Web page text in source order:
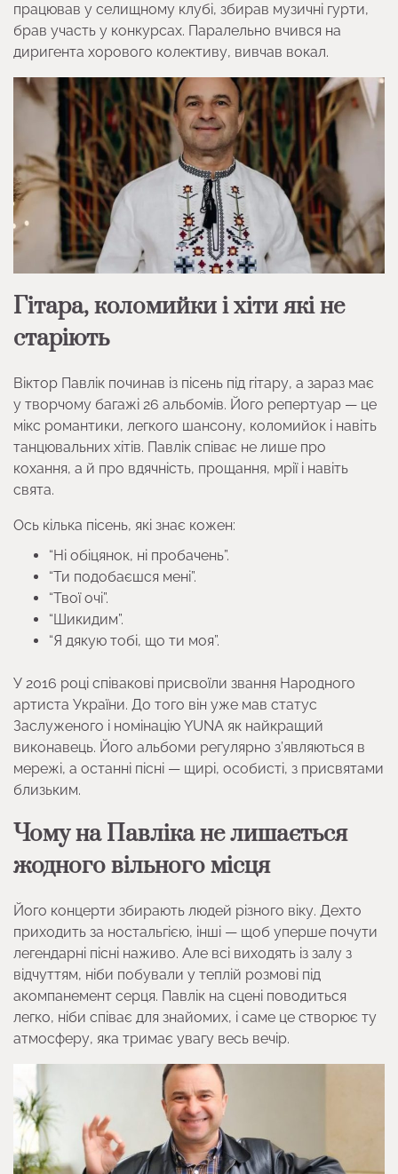
працював у селищному клубі, збирав музичні гурти,
брав участь у конкурсах. Паралельно вчився на
диригента хорового колективу, вивчав вокал.
Гітара, коломийки і хіти які не
старіють
Віктор Павлік починав із пісень під гітару, а зараз має
у творчому багажі 26 альбомів. Його репертуар — це
мікс романтики, легкого шансону, коломийок і навіть
танцювальних хітів. Павлік співає не лише про
кохання, а й про вдячність, прощання, мрії і навіть
свята.
Ось кілька пісень, які знає кожен:
“Ні обіцянок, ні пробачень”.
“Ти подобаєшся мені”.
“Твої очі”.
“Шикидим”.
“Я дякую тобі, що ти моя”.
У 2016 році співакові присвоїли звання Народного
артиста України. До того він уже мав статус
Заслуженого і номінацію YUNA як найкращий
виконавець. Його альбоми регулярно з’являються в
мережі, а останні пісні — щирі, особисті, з присвятами
близьким.
Чому на Павліка не лишається
жодного вільного місця
Його концерти збирають людей різного віку. Дехто
приходить за ностальгією, інші — щоб уперше почути
легендарні пісні наживо. Але всі виходять із залу з
відчуттям, ніби побували у теплій розмові під
акомпанемент серця. Павлік на сцені поводиться
легко, ніби співає для знайомих, і саме це створює ту
атмосферу, яка тримає увагу весь вечір.